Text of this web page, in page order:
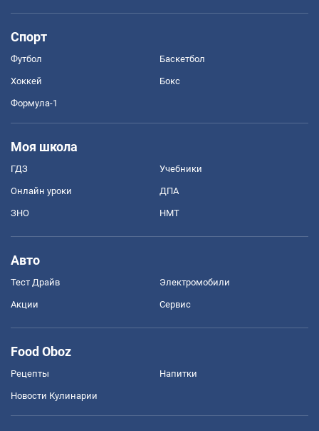
Спорт
Футбол Баскетбол
Хоккей Бокс
Формула-1
Моя школа
ГДЗ Учебники
Онлайн уроки ДПА
ЗНО НМТ
Авто
Тест Драйв Электромобили
Акции Сервис
Food Oboz
Рецепты Напитки
Новости Кулинарии